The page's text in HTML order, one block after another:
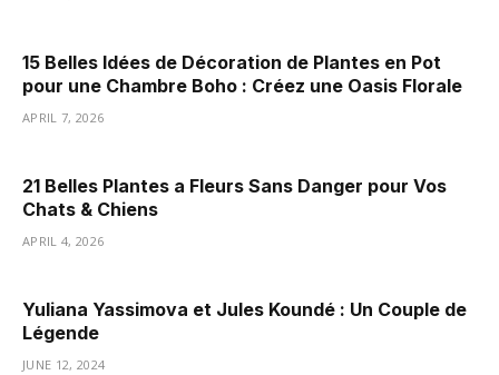
15 Belles Idées de Décoration de Plantes en Pot
pour une Chambre Boho : Créez une Oasis Florale
APRIL 7, 2026
21 Belles Plantes a Fleurs Sans Danger pour Vos
Chats & Chiens
APRIL 4, 2026
Yuliana Yassimova et Jules Koundé : Un Couple de
Légende
JUNE 12, 2024